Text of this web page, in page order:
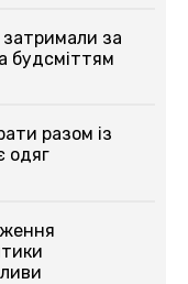
затримали за
будсміттям
разом із
одяг